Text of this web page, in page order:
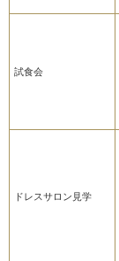
試食会
ドレスサロン見学